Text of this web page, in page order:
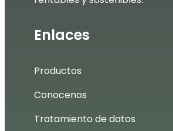
Enlaces
Productos
Conocenos
Tratamiento de datos